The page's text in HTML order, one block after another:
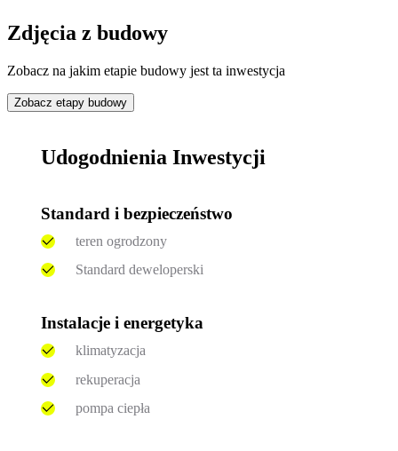
Zdjęcia z budowy
Zobacz na jakim etapie budowy jest ta inwestycja
Zobacz etapy budowy
Udogodnienia Inwestycji
Standard i bezpieczeństwo
teren ogrodzony
Standard deweloperski
Instalacje i energetyka
klimatyzacja
rekuperacja
pompa ciepła